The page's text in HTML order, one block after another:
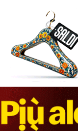
PUBBLICITÀ